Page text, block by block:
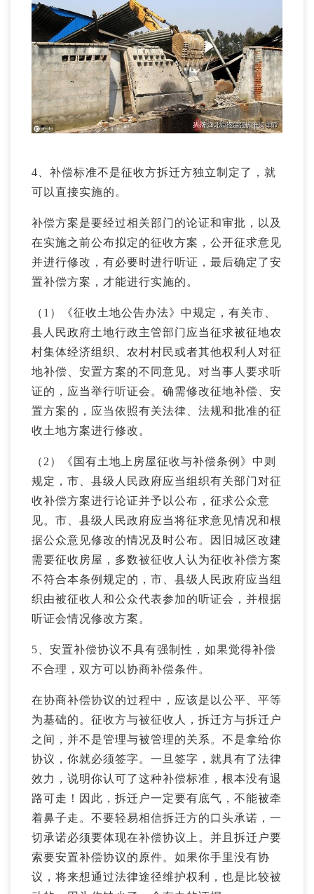
4、补偿标准不是征收方拆迁方独立制定了，就
可以直接实施的。
补偿方案是要经过相关部门的论证和审批，以及
在实施之前公布拟定的征收方案，公开征求意见
并进行修改，有必要时进行听证，最后确定了安
置补偿方案，才能进行实施的。
（1）《征收土地公告办法》中规定，有关市、
县人民政府土地行政主管部门应当征求被征地农
村集体经济组织、农村村民或者其他权利人对征
地补偿、安置方案的不同意见。对当事人要求听
证的，应当举行听证会。确需修改征地补偿、安
置方案的，应当依照有关法律、法规和批准的征
收土地方案进行修改。
（2）《国有土地上房屋征收与补偿条例》中则
规定，市、县级人民政府应当组织有关部门对征
收补偿方案进行论证并予以公布，征求公众意
见。市、县级人民政府应当将征求意见情况和根
据公众意见修改的情况及时公布。因旧城区改建
需要征收房屋，多数被征收人认为征收补偿方案
不符合本条例规定的，市、县级人民政府应当组
织由被征收人和公众代表参加的听证会，并根据
听证会情况修改方案。
5、安置补偿协议不具有强制性，如果觉得补偿
不合理，双方可以协商补偿条件。
在协商补偿协议的过程中，应该是以公平、平等
为基础的。征收方与被征收人，拆迁方与拆迁户
之间，并不是管理与被管理的关系。不是拿给你
协议，你就必须签字。一旦签字，就具有了法律
效力，说明你认可了这种补偿标准，根本没有退
路可走！因此，拆迁户一定要有底气，不能被牵
着鼻子走。不要轻易相信拆迁方的口头承诺，一
切承诺必须要体现在补偿协议上。并且拆迁户要
索要安置补偿协议的原件。如果你手里没有协
议，将来想通过法律途径维护权利，也是比较被